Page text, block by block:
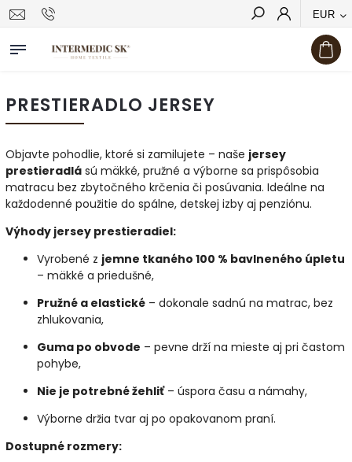
EUR
Hľadať
PRESTIERADLO JERSEY
Objavte pohodlie, ktoré si zamilujete – naše jersey
prestieradlá sú mäkké, pružné a výborne sa prispôsobia
matracu bez zbytočného krčenia či posúvania. Ideálne na
každodenné použitie do spálne, detskej izby aj penziónu.
Výhody jersey prestieradiel:
Vyrobené z jemne tkaného 100 % bavlneného úpletu
– mäkké a priedušné,
Pružné a elastické – dokonale sadnú na matrac, bez
zhlukovania,
Guma po obvode – pevne drží na mieste aj pri častom
pohybe,
Nie je potrebné žehliť– úspora času a námahy,
Výborne držia tvar aj po opakovanom praní.
Dostupné rozmery: